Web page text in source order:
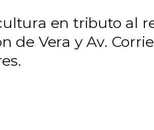
en tributo al
de Vera y Av.